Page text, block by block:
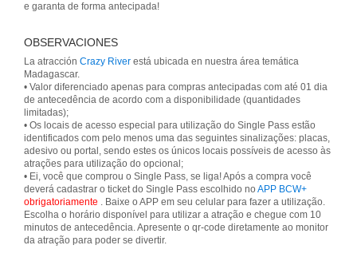
e garanta de forma antecipada!
OBSERVACIONES
La atracción Crazy River está ubicada en nuestra área temática
Madagascar.
• Valor diferenciado apenas para compras antecipadas com até 01 dia
de antecedência de acordo com a disponibilidade (quantidades
limitadas);
• Os locais de acesso especial para utilização do Single Pass estão
identificados com pelo menos uma das seguintes sinalizações: placas,
adesivo ou portal, sendo estes os únicos locais possíveis de acesso às
atrações para utilização do opcional;
• Ei, você que comprou o Single Pass, se liga! Após a compra você
deverá cadastrar o ticket do Single Pass escolhido no APP BCW+
obrigatoriamente . Baixe o APP em seu celular para fazer a utilização.
Escolha o horário disponível para utilizar a atração e chegue com 10
minutos de antecedência. Apresente o qr-code diretamente ao monitor
da atração para poder se divertir.